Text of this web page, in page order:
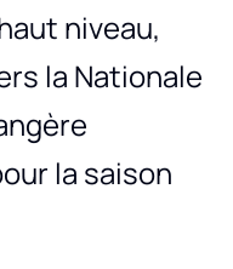
niveau,
la Nationale
la saison